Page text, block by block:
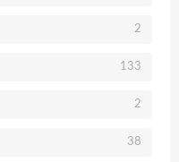
2
133
2
38